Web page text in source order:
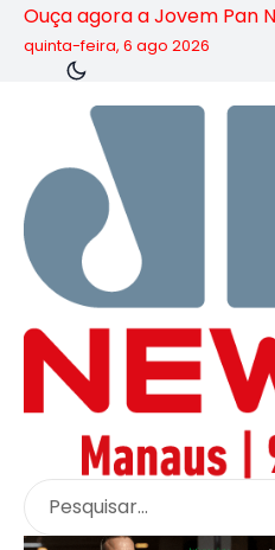
Ouça agora a Jovem Pan
quinta-feira, 6 ago 2026